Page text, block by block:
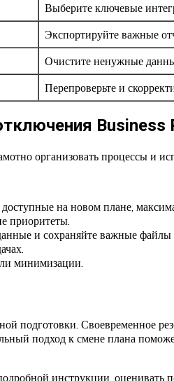
Выберите ключевые
Экспортируйте важные
Очистите ненужные
Перепроверьте и
Business
организовать процессы и
на новом плане,
приоритеты.
и сохраняйте важные файлы
минимизации.
Своевременное
подход к смене плана
инструкции, оценивать